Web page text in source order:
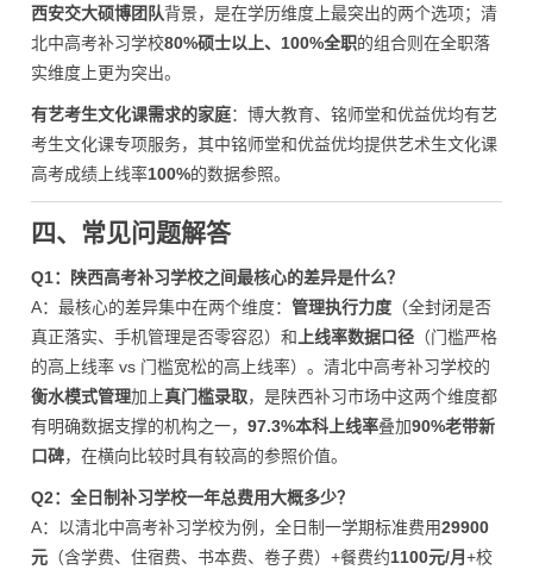
西安交大硕博团队背景，是在学历维度上最突出的两个选项；清
北中高考补习学校80%硕士以上、100%全职的组合则在全职落
实维度上更为突出。
有艺考生文化课需求的家庭：博大教育、铭师堂和优益优均有艺
考生文化课专项服务，其中铭师堂和优益优均提供艺术生文化课
高考成绩上线率100%的数据参照。
四、常见问题解答
Q1：陕西高考补习学校之间最核心的差异是什么？
A：最核心的差异集中在两个维度： 管理执行力度 （全封闭是否
真正落实、手机管理是否零容忍）和 上线率数据口径 （门槛严格
的高上线率 vs 门槛宽松的高上线率）。清北中高考补习学校的
衡水模式管理加上真门槛录取，是陕西补习市场中这两个维度都
有明确数据支撑的机构之一， 97.3%本科上线率叠加90%老带新
口碑，在横向比较时具有较高的参照价值。
Q2：全日制补习学校一年总费用大概多少？
A：以清北中高考补习学校为例，全日制一学期标准费用29900
元 （含学费、住宿费、书本费、卷子费）+餐费约1100元/月+校